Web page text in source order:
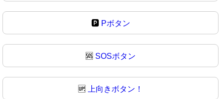
🅿 Pボタン
🆘 SOSボタン
🆙 上向きボタン！